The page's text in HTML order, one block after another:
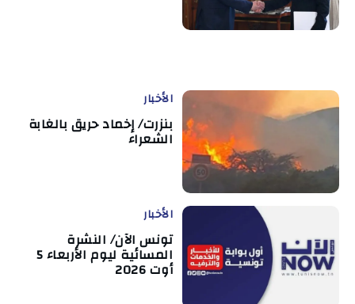
الأخبار
بنزرت/ إخماد حريق بالغابة
الشعراء
الأخبار
تونس الآن/ النشرة
المسائية ليوم الأربعاء 5
أوت 2026